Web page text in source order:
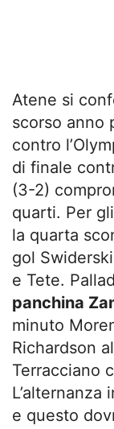
Atene si
scorso anno
contro
di finale
(3-2)
quarti. Per
la quarta
gol
e Tete.
panchina
minuto
Richardson
Terracciano
e questo